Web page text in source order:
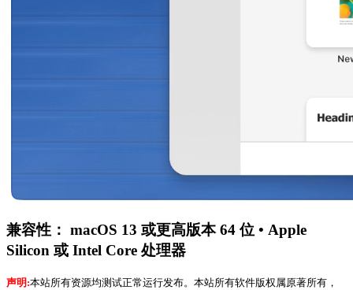
兼容性： macOS 13 或更高版本 64 位 • Apple
Silicon 或 Intel Core 处理器
声明:本站所有资源均测试正常运行发布。本站所有软件版权属原著所有，